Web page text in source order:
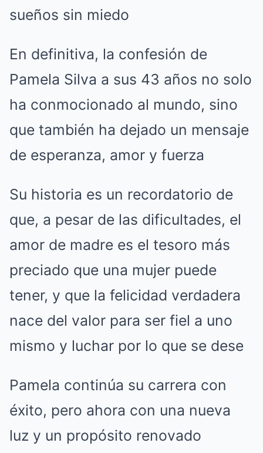
sueños sin miedo
En definitiva, la confesión de
Pamela Silva a sus 43 años no solo
ha conmocionado al mundo, sino
que también ha dejado un mensaje
de esperanza, amor y fuerza
Su historia es un recordatorio de
que, a pesar de las dificultades, el
amor de madre es el tesoro más
preciado que una mujer puede
tener, y que la felicidad verdadera
nace del valor para ser fiel a uno
mismo y luchar por lo que se dese
Pamela continúa su carrera con
éxito, pero ahora con una nueva
luz y un propósito renovado